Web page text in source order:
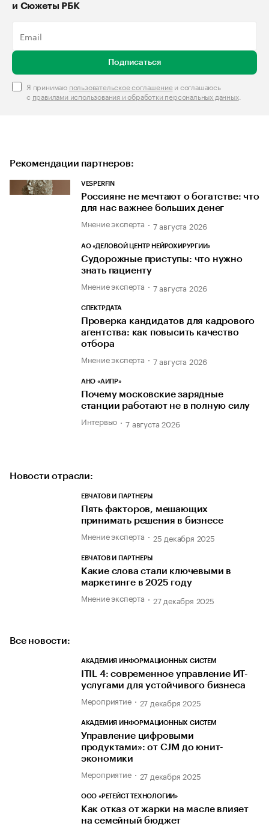
и Сюжеты РБК
Подписаться
Я принимаю пользовательское соглашениеи соглашаюсь
с правилами использования и обработки персональных данных.
Рекомендации партнеров:
VESPERFIN
Россияне не мечтают о богатстве: что
для нас важнее больших денег
Мнение эксперта 7 августа 2026
АО «ДЕЛОВОЙ ЦЕНТР НЕЙРОХИРУРГИИ»
Судорожные приступы: что нужно
знать пациенту
Мнение эксперта 7 августа 2026
СПЕКТРДАТА
Проверка кандидатов для кадрового
агентства: как повысить качество
отбора
Мнение эксперта 7 августа 2026
АНО «АИПР»
Почему московские зарядные
станции работают не в полную силу
Интервью 7 августа 2026
Новости отрасли:
ЕВЧАТОВ И ПАРТНЕРЫ
Пять факторов, мешающих
принимать решения в бизнесе
Мнение эксперта 25 декабря 2025
ЕВЧАТОВ И ПАРТНЕРЫ
Какие слова стали ключевыми в
маркетинге в 2025 году
Мнение эксперта 27 декабря 2025
Все новости:
АКАДЕМИЯ ИНФОРМАЦИОННЫХ СИСТЕМ
ITIL 4: современное управление ИТ-
услугами для устойчивого бизнеса
Мероприятие 27 декабря 2025
АКАДЕМИЯ ИНФОРМАЦИОННЫХ СИСТЕМ
Управление цифровыми
продуктами»: от CJM до юнит-
экономики
Мероприятие 27 декабря 2025
ООО «РЕТЕЙСТ ТЕХНОЛОГИИ»
Как отказ от жарки на масле влияет
на семейный бюджет